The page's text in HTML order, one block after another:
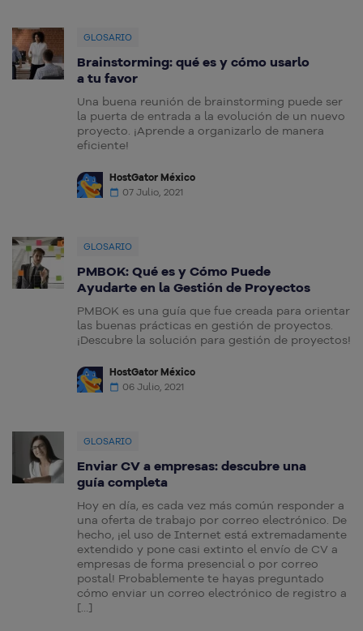
GLOSARIO
Brainstorming: qué es y cómo usarlo
a tu favor
Una buena reunión de brainstorming puede ser
la puerta de entrada a la evolución de un nuevo
proyecto. ¡Aprende a organizarlo de manera
eficiente!
HostGator México
07 Julio, 2021
GLOSARIO
PMBOK: Qué es y Cómo Puede
Ayudarte en la Gestión de Proyectos
PMBOK es una guía que fue creada para orientar
las buenas prácticas en gestión de proyectos.
¡Descubre la solución para gestión de proyectos!
HostGator México
06 Julio, 2021
GLOSARIO
Enviar CV a empresas: descubre una
guía completa
Hoy en día, es cada vez más común responder a
una oferta de trabajo por correo electrónico. De
hecho, ¡el uso de Internet está extremadamente
extendido y pone casi extinto el envío de CV a
empresas de forma presencial o por correo
postal! Probablemente te hayas preguntado
cómo enviar un correo electrónico de registro a
[…]